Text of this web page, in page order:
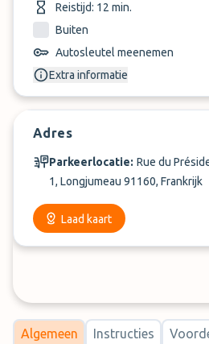
Reistijd: 12 min.
Buiten
Autosleutel meenemen
Extra informatie
Adres
Parkeerlocatie: Rue du
1, Longjumeau 91160, Frankrijk
Laad kaart
Algemeen Instructies